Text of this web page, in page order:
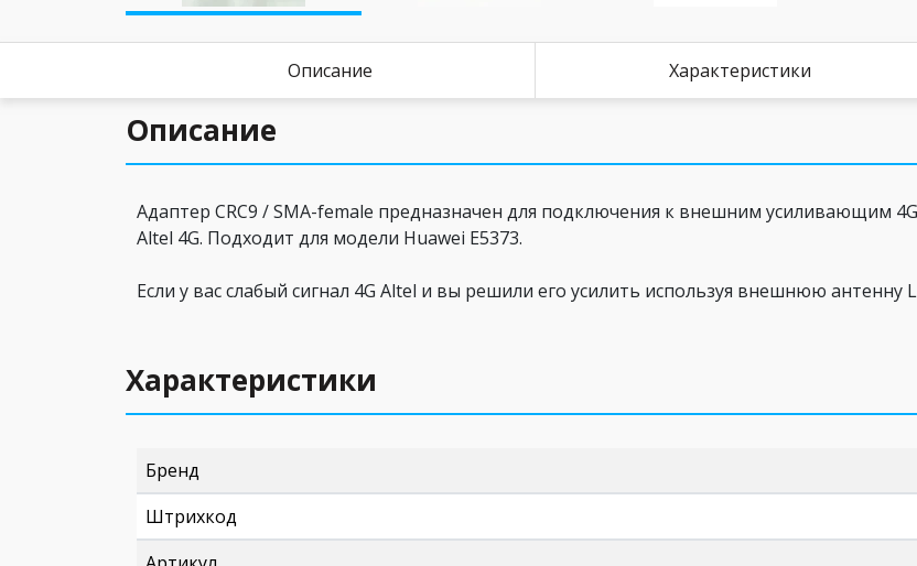
Описание Характеристики
Описание
Адаптер CRC9 / SMA-female предназначен для подключения к внешним усиливающим
Altel 4G. Подходит для модели Huawei E5373.
Если у вас слабый сигнал 4G Altel и вы решили его усилить используя внешнюю антенну
Характеристики
Бренд
Штрихкод